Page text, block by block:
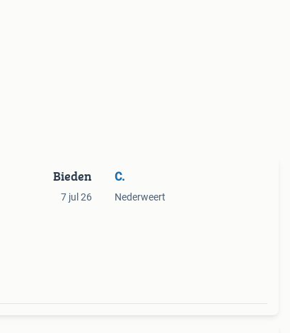
Bieden
7 jul 26
C.
Nederweert